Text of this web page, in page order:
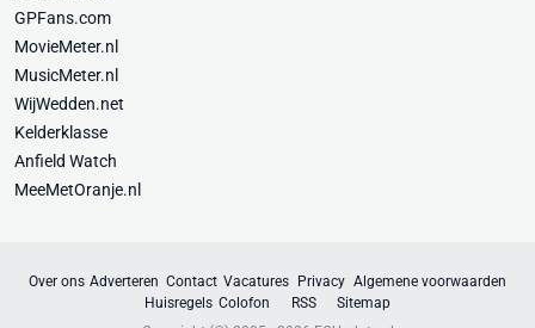
GPFans.com
MovieMeter.nl
MusicMeter.nl
WijWedden.net
Kelderklasse
Anfield Watch
MeeMetOranje.nl
Over ons Adverteren Contact Vacatures Privacy Algemene voorwaarden
Huisregels Colofon RSS
Sitemap